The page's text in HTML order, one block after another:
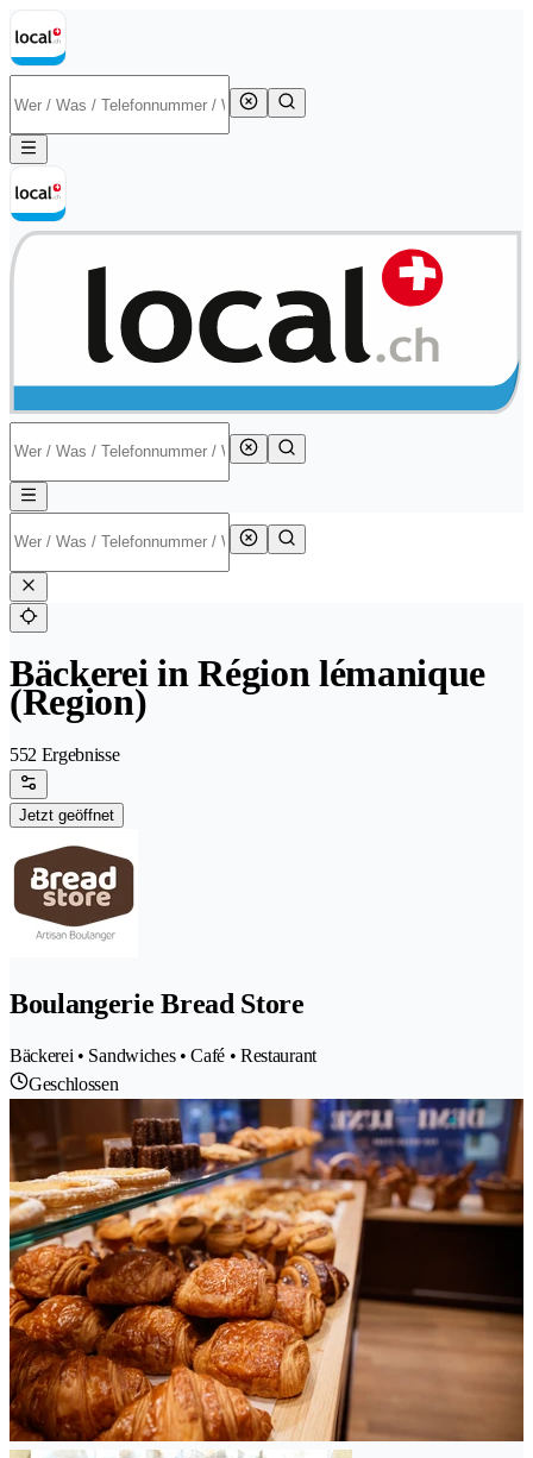
Bäckerei in Région lémanique
(Region)
552 Ergebnisse
Jetzt geöffnet
Boulangerie Bread Store
Bäckerei • Sandwiches • Café • Restaurant
Geschlossen